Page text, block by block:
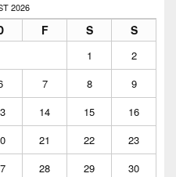
2026
F S S
1
2
7 8
9
14 15
16
21 22
23
28 29
30